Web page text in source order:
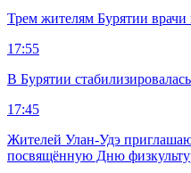
Трем жителям Бурятии
17:55
В Бурятии
17:45
Жителей Улан-Удэ
посвящённую Дню